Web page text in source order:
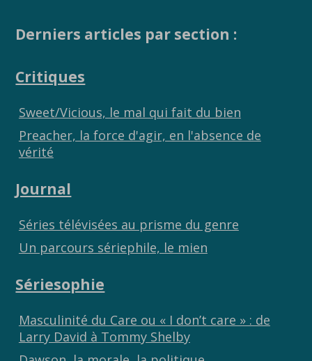
Derniers articles par section :
Critiques
Sweet/Vicious, le mal qui fait du bien
Preacher, la force d'agir, en l'absence de
vérité
Journal
Séries télévisées au prisme du genre
Un parcours sériephile, le mien
Sériesophie
Masculinité du Care ou « I don’t care » : de
Larry David à Tommy Shelby